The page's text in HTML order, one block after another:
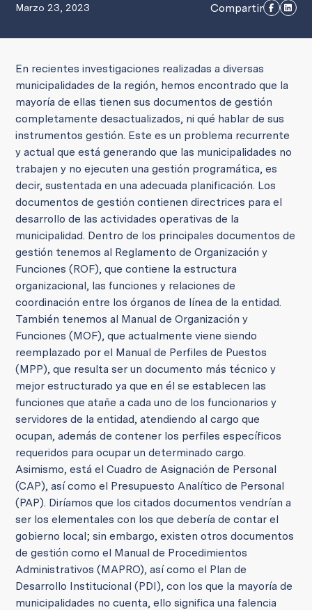
Marzo 23, 2023 Compartir
En recientes investigaciones realizadas a diversas
municipalidades de la región, hemos encontrado que la
mayoría de ellas tienen sus documentos de gestión
completamente desactualizados, ni qué hablar de sus
instrumentos gestión. Este es un problema recurrente
y actual que está generando que las municipalidades no
trabajen y no ejecuten una gestión programática, es
decir, sustentada en una adecuada planificación. Los
documentos de gestión contienen directrices para el
desarrollo de las actividades operativas de la
municipalidad. Dentro de los principales documentos de
gestión tenemos al Reglamento de Organización y
Funciones (ROF), que contiene la estructura
organizacional, las funciones y relaciones de
coordinación entre los órganos de línea de la entidad.
También tenemos al Manual de Organización y
Funciones (MOF), que actualmente viene siendo
reemplazado por el Manual de Perfiles de Puestos
(MPP), que resulta ser un documento más técnico y
mejor estructurado ya que en él se establecen las
funciones que atañe a cada uno de los funcionarios y
servidores de la entidad, atendiendo al cargo que
ocupan, además de contener los perfiles específicos
requeridos para ocupar un determinado cargo.
Asimismo, está el Cuadro de Asignación de Personal
(CAP), así como el Presupuesto Analítico de Personal
(PAP). Diríamos que los citados documentos vendrían a
ser los elementales con los que debería de contar el
gobierno local; sin embargo, existen otros documentos
de gestión como el Manual de Procedimientos
Administrativos (MAPRO), así como el Plan de
Desarrollo Institucional (PDI), con los que la mayoría de
municipalidades no cuenta, ello significa una falencia